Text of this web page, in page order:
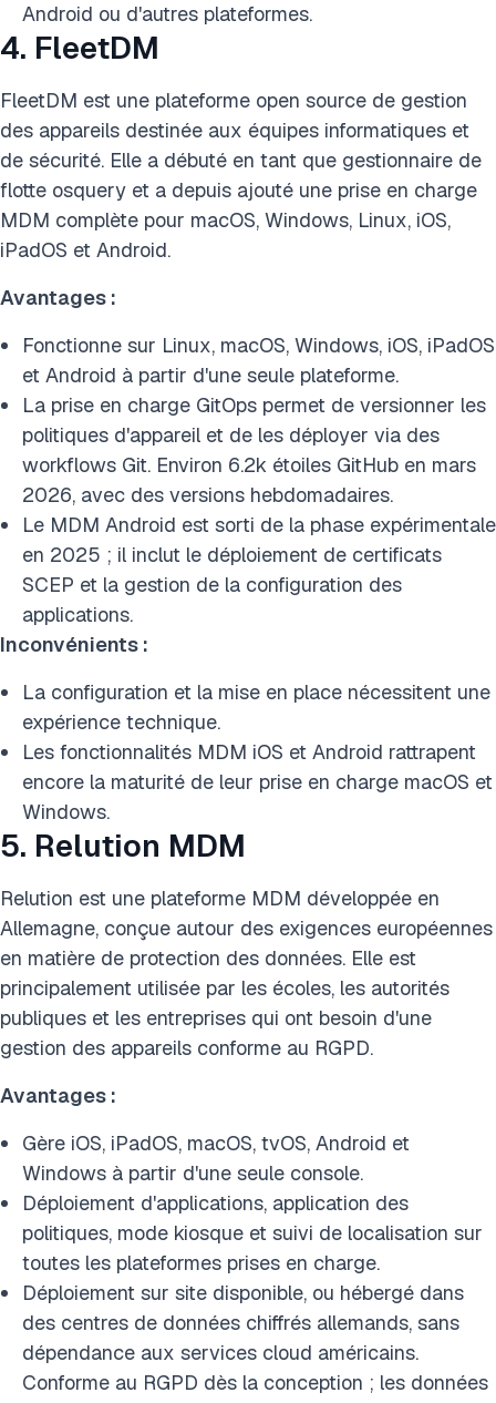
Android ou d'autres plateformes.
4. FleetDM
FleetDM est une plateforme open source de gestion
des appareils destinée aux équipes informatiques et
de sécurité. Elle a débuté en tant que gestionnaire de
flotte osquery et a depuis ajouté une prise en charge
MDM complète pour macOS, Windows, Linux, iOS,
iPadOS et Android.
Avantages :
Fonctionne sur Linux, macOS, Windows, iOS, iPadOS
et Android à partir d'une seule plateforme.
La prise en charge GitOps permet de versionner les
politiques d'appareil et de les déployer via des
workflows Git. Environ 6.2k étoiles GitHub en mars
2026, avec des versions hebdomadaires.
Le MDM Android est sorti de la phase expérimentale
en 2025 ; il inclut le déploiement de certificats
SCEP et la gestion de la configuration des
applications.
Inconvénients :
La configuration et la mise en place nécessitent une
expérience technique.
Les fonctionnalités MDM iOS et Android rattrapent
encore la maturité de leur prise en charge macOS et
Windows.
5. Relution MDM
Relution est une plateforme MDM développée en
Allemagne, conçue autour des exigences européennes
en matière de protection des données. Elle est
principalement utilisée par les écoles, les autorités
publiques et les entreprises qui ont besoin d'une
gestion des appareils conforme au RGPD.
Avantages :
Gère iOS, iPadOS, macOS, tvOS, Android et
Windows à partir d'une seule console.
Déploiement d'applications, application des
politiques, mode kiosque et suivi de localisation sur
toutes les plateformes prises en charge.
Déploiement sur site disponible, ou hébergé dans
des centres de données chiffrés allemands, sans
dépendance aux services cloud américains.
Conforme au RGPD dès la conception ; les données